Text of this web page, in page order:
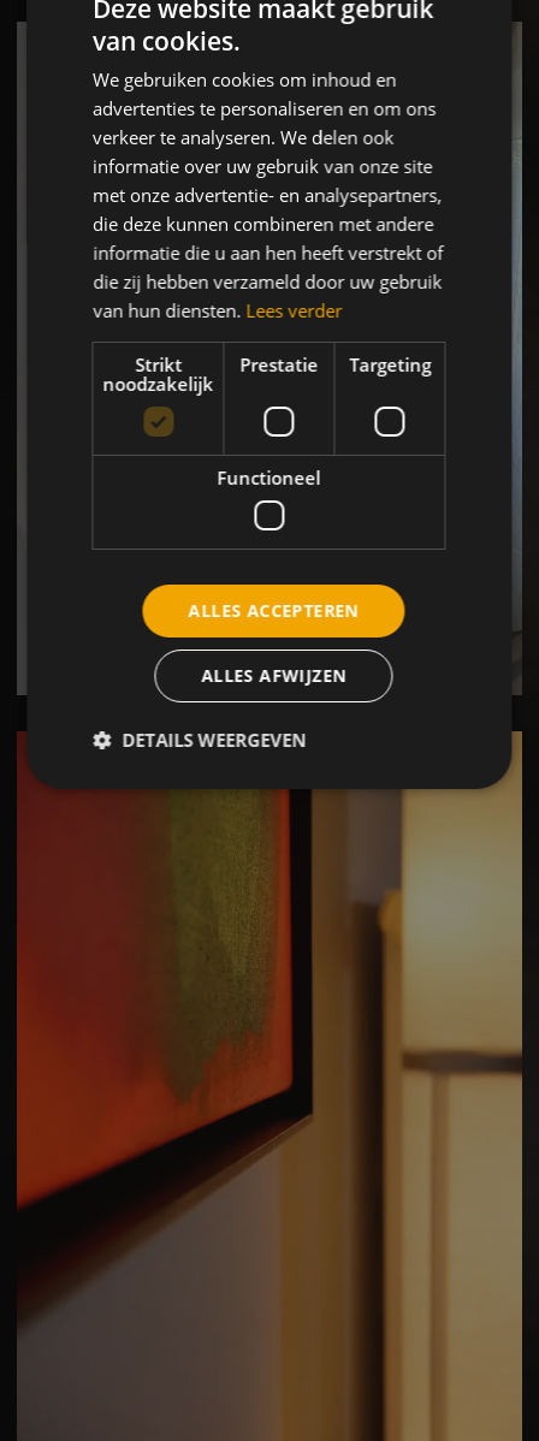
Deze website maakt gebruik
van cookies.
We gebruiken cookies om inhoud en
advertenties te personaliseren en om ons
verkeer te analyseren. We delen ook
informatie over uw gebruik van onze site
met onze advertentie- en analysepartners,
die deze kunnen combineren met andere
informatie die u aan hen heeft verstrekt of
die zij hebben verzameld door uw gebruik
van hun diensten. Lees verder
Strikt
noodzakelijk
Prestatie Targeting
Functioneel
ALLES ACCEPTEREN
ALLES AFWIJZEN
DETAILS WEERGEVEN